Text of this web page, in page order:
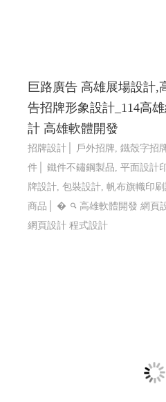
巨路廣告 高雄展場設計,
告招牌形象設計_114高
計 高雄軟體開發
招牌設計│ 戶外招牌, 鐵殼字招
件│ 鐵件不鏽鋼製品, 平面設計
牌設計, 包裝設計, 帆布旗幟印
商品│ �
高雄軟體開發 網頁
網頁設計 程式設計